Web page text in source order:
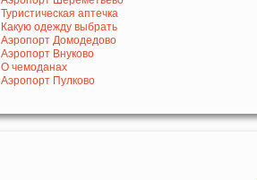
Туристическая аптечка
Какую одежду выбрать
Аэропорт Домодедово
Аэропорт Внуково
О чемоданах
Аэропорт Пулково